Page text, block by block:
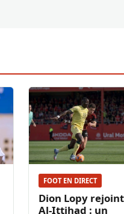
FOOT EN DIRECT
Dion Lopy rejoint
Al-Ittihad : un